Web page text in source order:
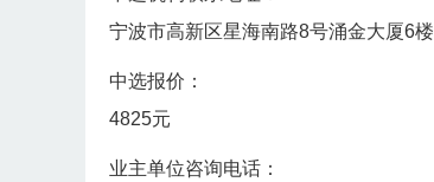
宁波市高新区星海南路8号涌金大厦6楼
中选报价：
4825元
业主单位咨询电话：